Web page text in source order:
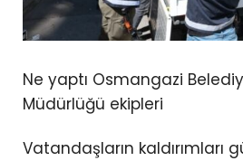
Ne yaptı Osmangazi
Müdürlüğü ekipleri
Vatandaşların kaldırımları